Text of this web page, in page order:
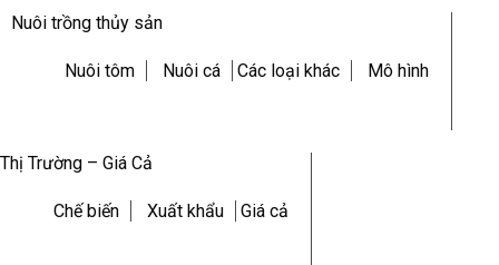
Nuôi trồng thủy sản
Nuôi tôm Nuôi cá Các loại khác Mô hình
Thị Trường – Giá Cả
Chế biến Xuất khẩu Giá cả